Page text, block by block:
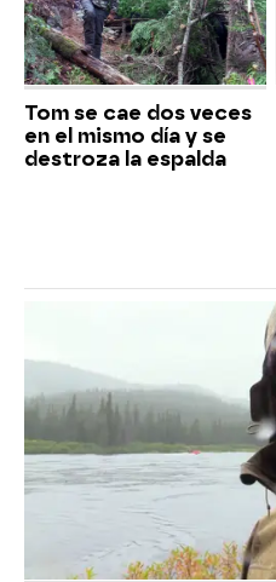
Tom se cae dos veces
en el mismo día y se
destroza la espalda